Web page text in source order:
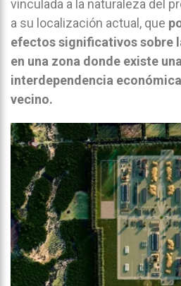
vinculada a la naturaleza del
a su localización actual, que
efectos significativos sobre
en una zona donde existe
interdependencia
vecino.